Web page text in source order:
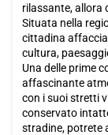
rilassante, allora
Situata nella
cittadina
cultura,
Una delle prime
affascinante
con i suoi stretti
conservato
stradine, potrete